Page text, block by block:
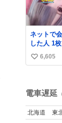
数
ネットで
した人 1
来た人2枚目
い
数
6,605
電車遅延
北海道 東